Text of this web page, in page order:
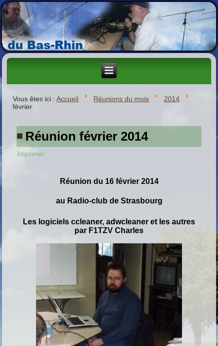
Vous êtes ici :Accueil Réunions du mois
2014
février
Réunion février 2014
Imprimer
Réunion du 16 février 2014
au Radio-club de Strasbourg
Les logiciels ccleaner, adwcleaner et les autres
par F1TZV Charles